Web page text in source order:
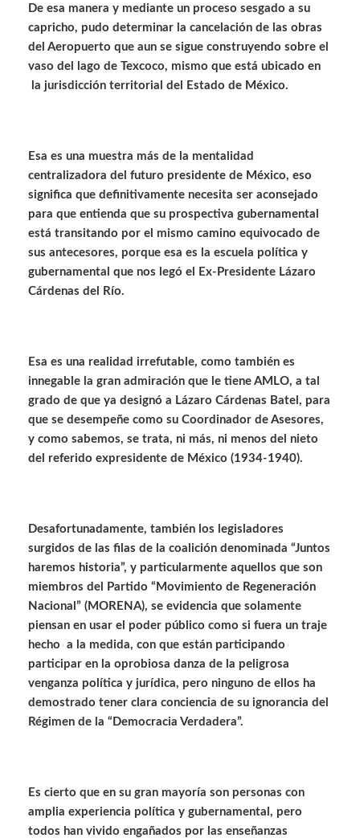
De esa manera y mediante un proceso sesgado a su
capricho, pudo determinar la cancelación de las obras
del Aeropuerto que aun se sigue construyendo sobre el
vaso del lago de Texcoco, mismo que está ubicado en
la jurisdicción territorial del Estado de México.
Esa es una muestra más de la mentalidad
centralizadora del futuro presidente de México, eso
significa que definitivamente necesita ser aconsejado
para que entienda que su prospectiva gubernamental
está transitando por el mismo camino equivocado de
sus antecesores, porque esa es la escuela política y
gubernamental que nos legó el Ex-Presidente Lázaro
Cárdenas del Río.
Esa es una realidad irrefutable, como también es
innegable la gran admiración que le tiene AMLO, a tal
grado de que ya designó a Lázaro Cárdenas Batel, para
que se desempeñe como su Coordinador de Asesores,
y como sabemos, se trata, ni más, ni menos del nieto
del referido expresidente de México (1934-1940).
Desafortunadamente, también los legisladores
surgidos de las filas de la coalición denominada “Juntos
haremos historia”, y particularmente aquellos que son
miembros del Partido “Movimiento de Regeneración
Nacional” (MORENA), se evidencia que solamente
piensan en usar el poder público como si fuera un traje
hecho a la medida, con que están participando
participar en la oprobiosa danza de la peligrosa
venganza política y jurídica, pero ninguno de ellos ha
demostrado tener clara conciencia de su ignorancia del
Régimen de la “Democracia Verdadera”.
Es cierto que en su gran mayoría son personas con
amplia experiencia política y gubernamental, pero
todos han vivido engañados por las enseñanzas